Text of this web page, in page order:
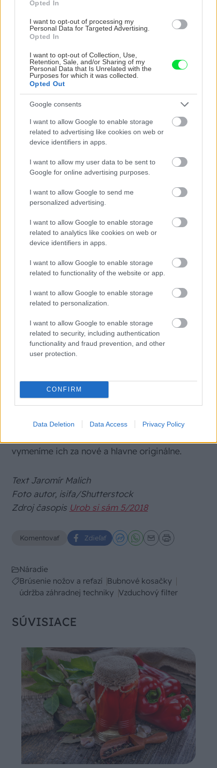
Opted In
I want to opt-out of processing my
Personal Data for Targeted Advertising.
Opted In
I want to opt-out of Collection, Use,
Retention, Sale, and/or Sharing of my
Personal Data that Is Unrelated with the
Purposes for which it was collected.
Opted Out
Google consents
I want to allow Google to enable storage
related to advertising like cookies on web or
device identifiers in apps.
I want to allow my user data to be sent to
Google for online advertising purposes.
I want to allow Google to send me
personalized advertising.
I want to allow Google to enable storage
related to analytics like cookies on web or
device identifiers in apps.
I want to allow Google to enable storage
related to functionality of the website or app.
I want to allow Google to enable storage
related to personalization.
I want to allow Google to enable storage
related to security, including authentication
functionality and fraud prevention, and other
user protection.
CONFIRM
Data Deletion Data Access Privacy Policy
Ostrý a hlavne vyvážený žací nôž je základným
predpokladom nielen pre kvalitný strih, ale aj
pre pokojný chod celého žacieho ústrojenstva
rotačných kosačiek, záhradných traktorov
a tzv. riderov vyžaduje jednotný postup –
z oboch strán noža sa snažíme odobrať
približne rovnaké množstvo materiálu. Vždy po
preleštení ostria musíme vykonať vyváženie
celého noža. Najlepšie to vykonáme na
skrutkovači, na ktorý nôž nasunieme cez jeho
stredový otvor. Tu máme možnosť
jednoduchým spôsobom zachovať životnosť
traktore. Pri vyvažovaní sa najprv presvedčíme,
(ťažšej strany) odoberieme znovu trochu
materiálu. Musíme brúsiť opatrne, pretože nože
vyvažovanie neriešime, riskujeme zvýšené
vibrácie, poškodenie ložísk a v prípade
kosačiek až zníženie životnosti kľukového
mechanizmu. Pokiaľ nemáme vhodné náradie
ani priestory, zveríme brúsenie nožov
odbornému servisu.
Iná je situácia pri bubnových kosačkách – tu
odoberať rovnaké množstvo materiálu zo
vymeníme ich za nové a hlavne originálne.
Text Jaromír Malich
Foto autor, isifa/Shutterstock
Zdroj časopis Urob si sám 5/2018
Komentovať Zdieľať
Náradie
Brúsenie nožov a reťazí Bubnové kosačky
údržba záhradnej techniky Vzduchový filter
SÚVISIACE